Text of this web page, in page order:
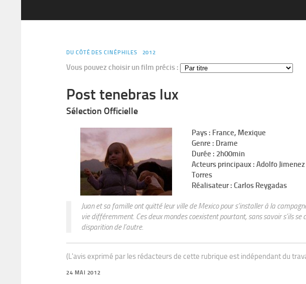
DU CÔTÉ DES CINÉPHILES 2012
Vous pouvez choisir un film précis :
Post tenebras lux
Sélection Officielle
Pays : France, Mexique
Genre : Drame
Durée : 2h00min
Acteurs principaux : Adolfo
Torres
Réalisateur : Carlos Reygadas
Juan et sa famille ont quitté leur ville de Mexico pour s’installer à la
vie différemment. Ces deux mondes coexistent pourtant, sans savoir s’ils
disparition de l’autre.
(L'avis exprimé par les rédacteurs de cette rubrique est indépendant du
24 MAI 2012